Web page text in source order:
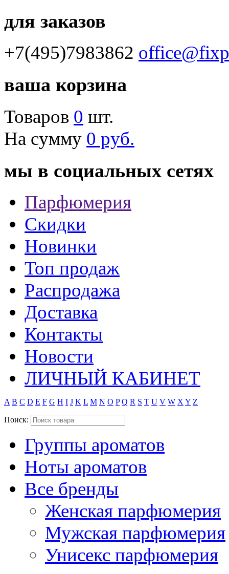
для заказов
+7(495)7983862
ваша корзина
Товаров 0 шт.
На сумму 0 руб.
мы в социальных сетях
Парфюмерия
Скидки
Новинки
Топ продаж
Распродажа
Доставка
Контакты
Новости
ЛИЧНЫЙ КАБИНЕТ
A B C D E F G H I J K L M N O P Q R S T U V W X Y Z
Поиск:
Группы ароматов
Ноты ароматов
Все бренды
Женская парфюмерия
Мужская парфюмерия
Унисекс парфюмерия